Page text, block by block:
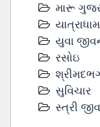
મારૂ
યુવા
રસોઇ
સુવિચાર
સ્ત્રી